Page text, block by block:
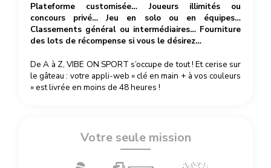
Plateforme customisée… Joueurs illimités ou
concours privé… Jeu en solo ou en équipes…
Classements général ou intermédiaires… Fourniture
des lots de récompense si vous le désirez…
De A à Z, VIBE ON SPORT s’occupe de tout ! Et cerise sur
le gâteau : votre appli-web « clé en main + à vos couleurs
» est livrée en moins de 48 heures !
Votre seule mission